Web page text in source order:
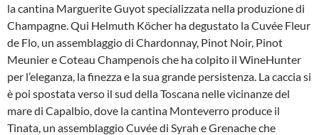
la cantina Marguerite Guyot specializzata nella produzione di
Champagne. Qui Helmuth Köcher ha degustato la Cuvée Fleur
de Flo, un assemblaggio di Chardonnay, Pinot Noir, Pinot
Meunier e Coteau Champenois che ha colpito il WineHunter
per l’eleganza, la finezza e la sua grande persistenza. La caccia si
è poi spostata verso il sud della Toscana nelle vicinanze del
mare di Capalbio, dove la cantina Monteverro produce il
Tinata, un assemblaggio Cuvée di Syrah e Grenache che